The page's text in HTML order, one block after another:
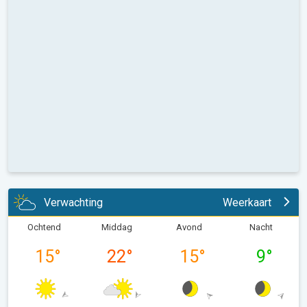
Verwachting Weerkaart
Ochtend
15°
Middag
22°
Avond
15°
Nacht
9°